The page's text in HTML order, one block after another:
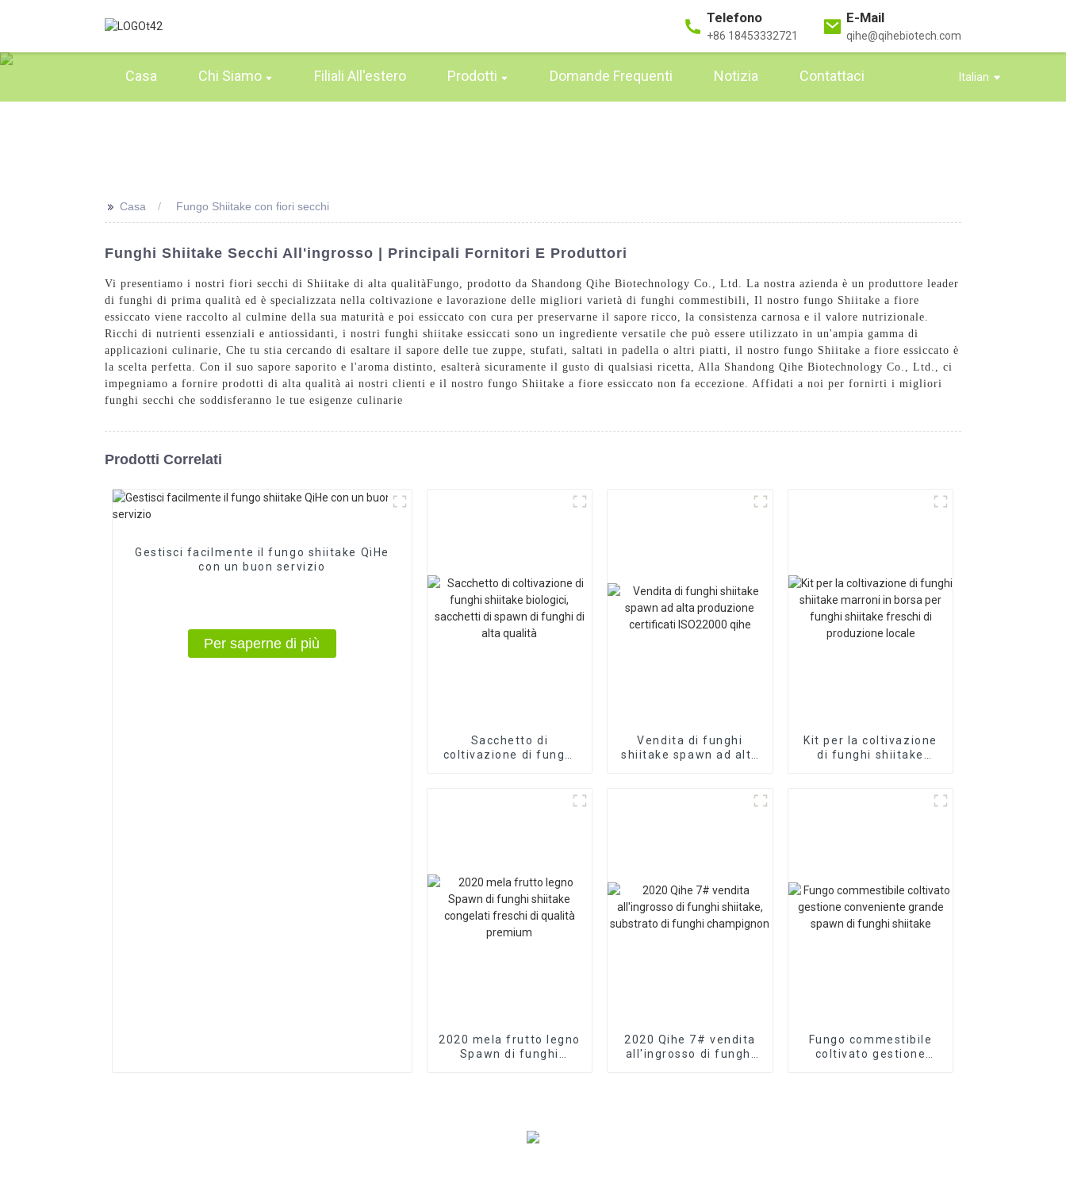
Telefono
+86 18453332721
E-Mail
qihe@qihebiotech.com
Casa Chi Siamo Filiali All'estero Prodotti Domande Frequenti Notizia Contattaci Italian
>> Casa Fungo Shiitake con fiori secchi
Funghi Shiitake Secchi All'ingrosso | Principali Fornitori E Produttori
Vi presentiamo i nostri fiori secchi di Shiitake di alta qualitàFungo , prodotto da Shandong Qihe Biotechnology Co., Ltd. La nostra azienda è un produttore leader
di funghi di prima qualità ed è specializzata nella coltivazione e lavorazione delle migliori varietà di funghi commestibili, Il nostro fungo Shiitake a fiore
essiccato viene raccolto al culmine della sua maturità e poi essiccato con cura per preservarne il sapore ricco, la consistenza carnosa e il valore nutrizionale.
Ricchi di nutrienti essenziali e antiossidanti, i nostri funghi shiitake essiccati sono un ingrediente versatile che può essere utilizzato in un'ampia gamma di
applicazioni culinarie, Che tu stia cercando di esaltare il sapore delle tue zuppe, stufati, saltati in padella o altri piatti, il nostro fungo Shiitake a fiore essiccato è
la scelta perfetta. Con il suo sapore saporito e l'aroma distinto, esalterà sicuramente il gusto di qualsiasi ricetta, Alla Shandong Qihe Biotechnology Co., Ltd., ci
impegniamo a fornire prodotti di alta qualità ai nostri clienti e il nostro fungo Shiitake a fiore essiccato non fa eccezione. Affidati a noi per fornirti i migliori
funghi secchi che soddisferanno le tue esigenze culinarie
Prodotti Correlati
Gestisci facilmente il fungo shiitake QiHe
con un buon servizio
Per saperne di più
Sacchetto di
coltivazione di funghi
funghi di alta qualità
Vendita di funghi
shiitake spawn ad alta
Kit per la coltivazione
di funghi shiitake
2020 mela frutto legno
Spawn di funghi
2020 Qihe 7# vendita
all'ingrosso di funghi
Fungo commestibile
coltivato gestione